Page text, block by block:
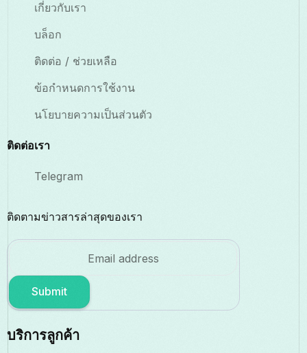
เกี่ยวกับเรา
บล็อก
ติดต่อ / ช่วยเหลือ
ข้อกำหนดการใช้งาน
นโยบายความเป็นส่วนตัว
ติดต่อเรา
Telegram
ติดตามข่าวสารล่าสุดของเรา
Submit
บริการลูกค้า